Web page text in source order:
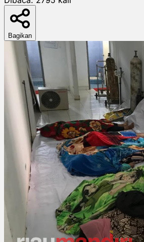
Bagikan